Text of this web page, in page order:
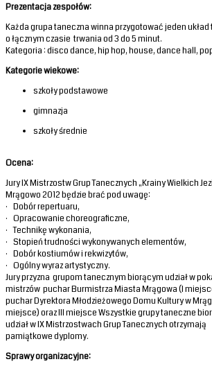
Prezentacja zespołów:
Każda grupa taneczna winna przygotować jeden
o łącznym czasie trwania od 3 do 5 minut.
Kategoria : disco dance, hip hop, house, dance hall,
Kategorie wiekowe:
szkoły podstawowe
gimnazja
szkoły średnie
Ocena:
Jury IX Mistrzostw Grup Tanecznych „Krainy Wielkich
Mrągowo 2012 będzie brać pod uwagę:
· Dobór repertuaru,
· Opracowanie choreograficzne,
· Technikę wykonania,
· Stopień trudności wykonywanych elementów,
· Dobór kostiumów i rekwizytów,
· Ogólny wyraz artystyczny.
Jury przyzna grupom tanecznym biorącym udział w
mistrzów puchar Burmistrza Miasta Mrągowa (I
puchar Dyrektora Młodzieżowego Domu Kultury w
miejsce) oraz III miejsce Wszystkie grupy taneczne
udział w IX Mistrzostwach Grup Tanecznych otrzymają
pamiątkowe dyplomy.
Sprawy organizacyjne: